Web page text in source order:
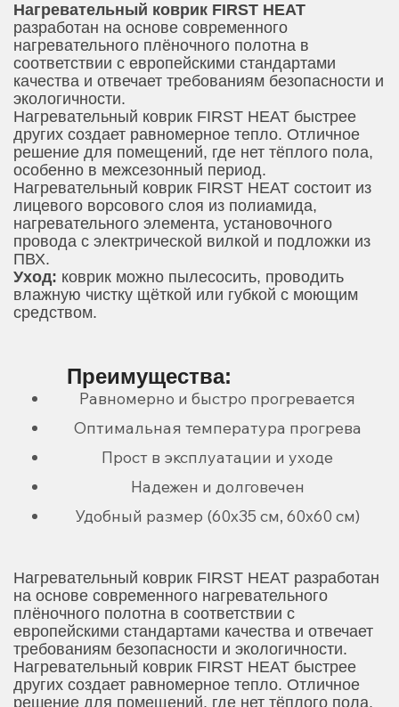
Нагревательный коврик FIRST HEAT
разработан на основе современного
нагревательного плёночного полотна в
соответствии с европейскими стандартами
качества и отвечает требованиям безопасности и
экологичности.
Нагревательный коврик FIRST HEAT быстрее
других создает равномерное тепло. Отличное
решение для помещений, где нет тёплого пола,
особенно в межсезонный период.
Нагревательный коврик FIRST HEAT состоит из
лицевого ворсового слоя из полиамида,
нагревательного элемента, установочного
провода с электрической вилкой и подложки из
ПВХ.
Уход: коврик можно пылесосить, проводить
влажную чистку щёткой или губкой с моющим
средством.
Преимущества:
Равномерно и быстро прогревается
Оптимальная температура прогрева
Прост в эксплуатации и уходе
Надежен и долговечен
Удобный размер (60х35 см, 60х60 см)
Нагревательный коврик FIRST HEAT разработан
на основе современного нагревательного
плёночного полотна в соответствии с
европейскими стандартами качества и отвечает
требованиям безопасности и экологичности.
Нагревательный коврик FIRST HEAT быстрее
других создает равномерное тепло. Отличное
решение для помещений, где нет тёплого пола,